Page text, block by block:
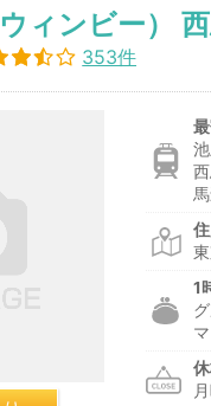
ィンビー）
353件
1